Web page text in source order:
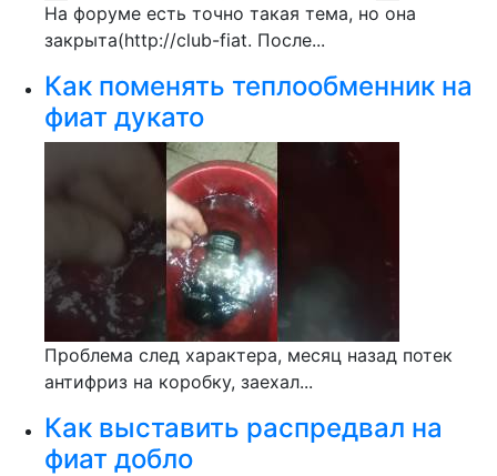
На форуме есть точно такая тема, но она
закрыта(http://club-fiat. После...
Как поменять теплообменник на
фиат дукато
Проблема след характера, месяц назад потек
антифриз на коробку, заехал...
Как выставить распредвал на
фиат добло